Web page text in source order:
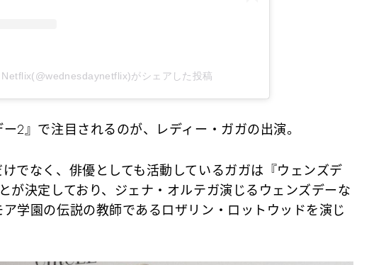
がシェアした投稿
2』で注目されるのが、レディー・ガガの出演。
でなく、俳優としても活動しているガガは『ウェンズデ
が決定しており、ジェナ・オルテガ演じるウェンズデーな
学園の伝説の教師であるロザリン・ロットウッドを演じ